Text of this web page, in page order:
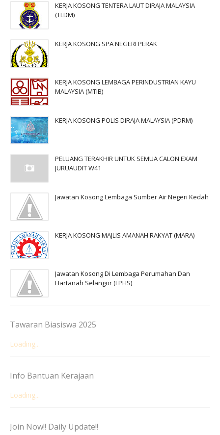
KERJA KOSONG TENTERA LAUT DIRAJA MALAYSIA
(TLDM)
KERJA KOSONG SPA NEGERI PERAK
KERJA KOSONG LEMBAGA PERINDUSTRIAN KAYU
MALAYSIA (MTIB)
KERJA KOSONG POLIS DIRAJA MALAYSIA (PDRM)
PELUANG TERAKHIR UNTUK SEMUA CALON EXAM
JURUAUDIT W41
Jawatan Kosong Lembaga Sumber Air Negeri Kedah
KERJA KOSONG MAJLIS AMANAH RAKYAT (MARA)
Jawatan Kosong Di Lembaga Perumahan Dan
Hartanah Selangor (LPHS)
Tawaran Biasiswa 2025
Loading...
Info Bantuan Kerajaan
Loading...
Join Now!! Daily Update!!